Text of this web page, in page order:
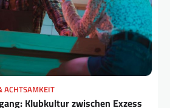
ACHTSAMKEIT
Klubkultur zwischen Exzess